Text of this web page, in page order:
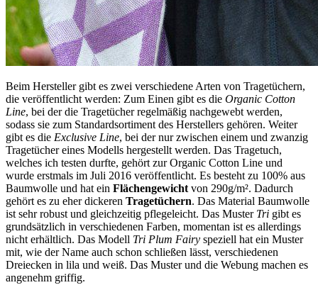
Beim Hersteller gibt es zwei verschiedene Arten von Tragetüchern,
die veröffentlicht werden: Zum Einen gibt es die Organic Cotton
Line, bei der die Tragetücher regelmäßig nachgewebt werden,
sodass sie zum Standardsortiment des Herstellers gehören. Weiter
gibt es die Exclusive Line, bei der nur zwischen einem und zwanzig
Tragetücher eines Modells hergestellt werden. Das Tragetuch,
welches ich testen durfte, gehört zur Organic Cotton Line und
wurde erstmals im Juli 2016 veröffentlicht. Es besteht zu 100% aus
Baumwolle und hat ein Flächengewichtvon 290g/m². Dadurch
gehört es zu eher dickeren Tragetüchern. Das Material Baumwolle
ist sehr robust und gleichzeitig pflegeleicht. Das Muster Tri gibt es
grundsätzlich in verschiedenen Farben, momentan ist es allerdings
nicht erhältlich. Das Modell Tri Plum Fairy speziell hat ein Muster
mit, wie der Name auch schon schließen lässt, verschiedenen
Dreiecken in lila und weiß. Das Muster und die Webung machen es
angenehm griffig.